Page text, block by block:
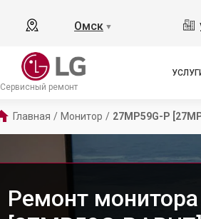
Омск ▼
Сервисный ремонт
Главная / Монитор / 27MP59G-P
Ремонт монитора